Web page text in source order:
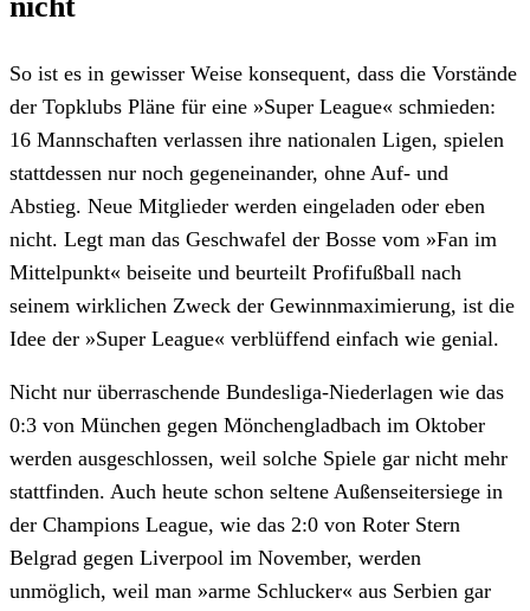
So ist es in gewisser Weise konsequent, dass die Vorstände
der Topklubs Pläne für eine »Super League« schmieden:
16 Mannschaften verlassen ihre nationalen Ligen, spielen
stattdessen nur noch gegeneinander, ohne Auf- und
Abstieg. Neue Mitglieder werden eingeladen oder eben
nicht. Legt man das Geschwafel der Bosse vom »Fan im
Mittelpunkt« beiseite und beurteilt Profifußball nach
seinem wirklichen Zweck der Gewinnmaximierung, ist die
Idee der »Super League« verblüffend einfach wie genial.
Nicht nur überraschende Bundesliga-Niederlagen wie das
0:3 von München gegen Mönchengladbach im Oktober
werden ausgeschlossen, weil solche Spiele gar nicht mehr
stattfinden. Auch heute schon seltene Außenseitersiege in
der Champions League, wie das 2:0 von Roter Stern
Belgrad gegen Liverpool im November, werden
unmöglich, weil man »arme Schlucker« aus Serbien gar